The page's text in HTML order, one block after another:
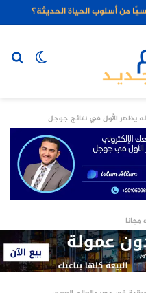
من أسلوب الحياة الحديثة؟
الوضع
يظهر الأول في نتائج جوجل
مجانا